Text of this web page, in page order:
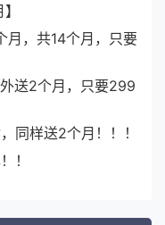
月，共14个月，只要
送2个月，只要299
同样送2个月！！！
！